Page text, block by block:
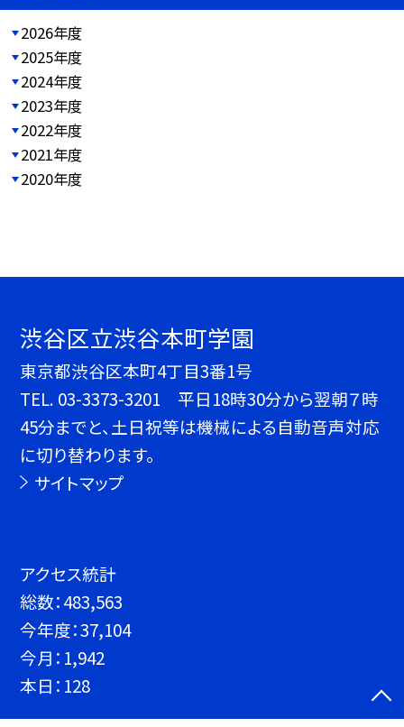
2026年度
2025年度
2024年度
2023年度
2022年度
2021年度
2020年度
渋谷区立渋谷本町学園
東京都渋谷区本町4丁目3番1号
TEL. 03-3373-3201 平日18時30分から翌朝７時
45分までと、土日祝等は機械による自動音声対応
に切り替わります。
サイトマップ
アクセス統計
総数：483,563
今年度：37,104
今月： 1,942
本日： 128